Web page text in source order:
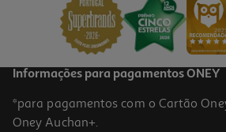
Informações para pagamentos ONEY
*para pagamentos com o Cartão
Oney Auchan+.